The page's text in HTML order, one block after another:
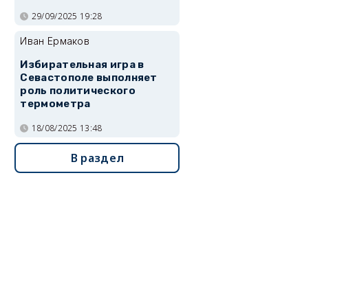
29/09/2025 19:28
Иван Ермаков
Избирательная игра в
Севастополе выполняет
роль политического
термометра
18/08/2025 13:48
В раздел